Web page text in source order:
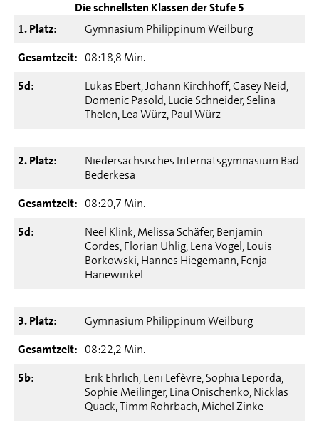
Die schnellsten Klassen der Stufe 5
1. Platz:
Gymnasium Philippinum Weilburg
Gesamtzeit: 08:18,8 Min.
5d:
Lukas Ebert, Johann Kirchhoff, Casey Neid,
Domenic Pasold, Lucie Schneider, Selina
Thelen, Lea Würz, Paul Würz
2. Platz:
Niedersächsisches Internatsgymnasium Bad
Bederkesa
Gesamtzeit: 08:20,7 Min.
5d:
Neel Klink, Melissa Schäfer, Benjamin
Cordes, Florian Uhlig, Lena Vogel, Louis
Borkowski, Hannes Hiegemann, Fenja
Hanewinkel
3. Platz:
Gymnasium Philippinum Weilburg
Gesamtzeit: 08:22,2 Min.
5b:
Erik Ehrlich, Leni Lefèvre, Sophia Leporda,
Sophie Meilinger, Lina Onischenko, Nicklas
Quack, Timm Rohrbach, Michel Zinke